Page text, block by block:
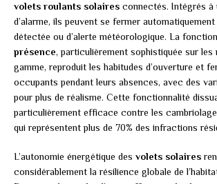
volets roulants solaires connectés. Intégrés à
d’alarme, ils peuvent se fermer
détectée ou d’alerte météorologique. La
présence, particulièrement sophistiquée sur les
gamme, reproduit les habitudes d’ouverture et
occupants pendant leurs absences, avec des
pour plus de réalisme. Cette fonctionnalité
particulièrement efficace contre les
qui représentent plus de 70% des infractions
L’autonomie énergétique des volets solaires
considérablement la résilience globale de